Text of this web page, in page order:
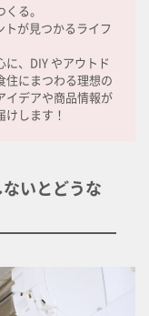
る。
トが見つかるライフ
、DIY やアウトド
住にまつわる理想の
イデアや商品情報が
します！
いとどうな